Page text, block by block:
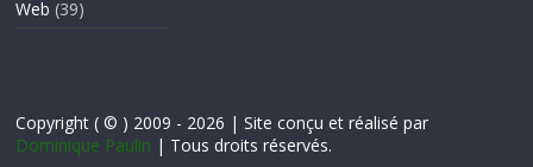
Web (39)
Copyright ( © ) 2009 - 2026 | Site conçu et réalisé par
Dominique Paulin | Tous droits réservés.